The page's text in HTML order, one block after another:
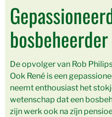
bosbeheerder
De opvolger van Rob
Ook René is een
neemt enthousiast het
wetenschap dat een
zijn werk ook na zíjn